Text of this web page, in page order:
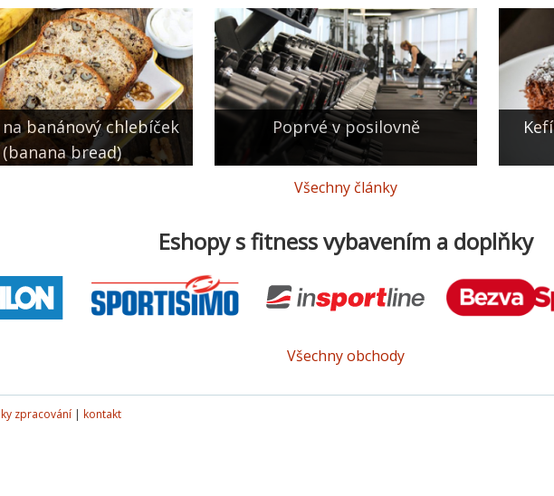
banánový chlebíček
(banana bread)
Poprvé v posilovně
Všechny články
Eshopy s fitness vybavením a doplňky
Všechny obchody
zpracování | kontakt